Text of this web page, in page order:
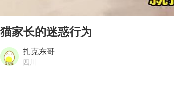
36岁男演员成景区NPC
全民健身事业高质量发展
猫家长的迷惑行为
扎克东哥
四川